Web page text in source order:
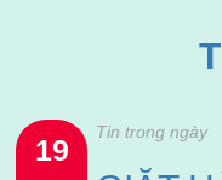
19
Tin trong ngày